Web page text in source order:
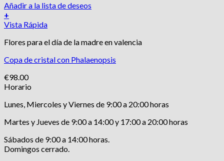
Añadir a la lista de deseos
+
Vista Rápida
Flores para el día de la madre en valencia
Copa de cristal con Phalaenopsis
€98.00
Horario
Lunes, Miercoles y Viernes de 9:00 a 20:00 horas
Martes y Jueves de 9:00 a 14:00 y 17:00 a 20:00 horas
Sábados de 9:00 a 14:00 horas.
Domingos cerrado.